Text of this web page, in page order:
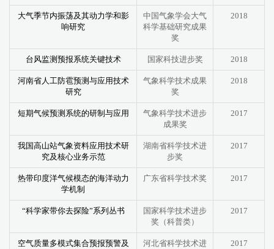
大气季节内振荡及其动力学和影
响研究
中国气象学会大气
科学基础研究成果
奖
2018
台风监测预报系统关键技术 国家科技进步奖 2018
河南省人工防雹预测与应用技术
研究
气象科学技术成果
奖
2018
短期气候预测系统的研制与应用
气象科学技术进步
成果奖
2017
我国高山站气象资料应用技术研
究及核心业务示范
湖南省科学技术进
步奖
2017
热带印度洋气候模态的海洋动力
学机制
广东省科学技术奖 2017
“科学家带你去探险”系列丛书
国家科学技术进步
奖（科普类）
2017
空气质量多模式集合预报预警及
河北省科学技术进
2017